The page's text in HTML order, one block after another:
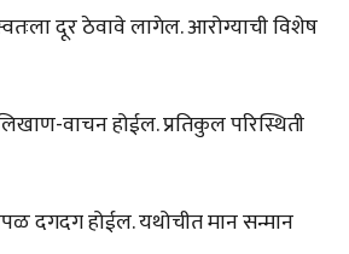
दूर ठेवावे लागेल. आरोग्याची विशेष
वाचन होईल. प्रतिकुल परिस्थिती
दगदग होईल. यथोचीत मान सन्मान